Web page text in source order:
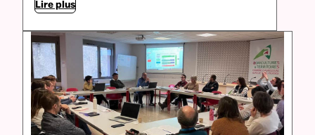
Lire plus